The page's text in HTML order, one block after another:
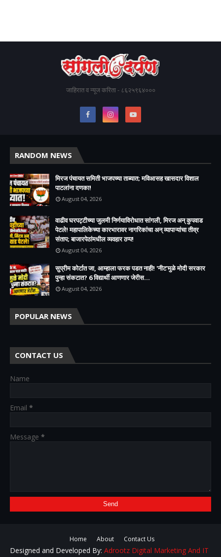
जाहिरात व न्यूज करिता - ८६२५९६४०००
RANDOM NEWS
मिरज पंचायत समिती भाजपच्या ताब्यात; मविआसह खासदार विशाल
पाटलांना दणका!
August 04, 2026
वाढीव घरपट्टीच्या जुलमी निर्णयाविरोधात सांगली, मिरज अन् कुपवाड
पेटले! महापालिकेच्या कारभारावर नागरिकांचा अन् व्यापाऱ्यांचा तीव्र
संताप; बाजारपेठांमधील व्यवहार ठप्प!​
August 04, 2026
सुप्रीम कोर्टात जा, आम्हाला फरक पडत नाही! 'नीट'मुळे मोदी सरकार
पुन्हा संकटात? 6 विद्यार्थी आणणार जेरीस...
August 04, 2026
POPULAR NEWS
CONTACT US
Name
Email *
Message *
Home About Contact Us
Designed and Developed By: Adrootz Digital Marketing And IT